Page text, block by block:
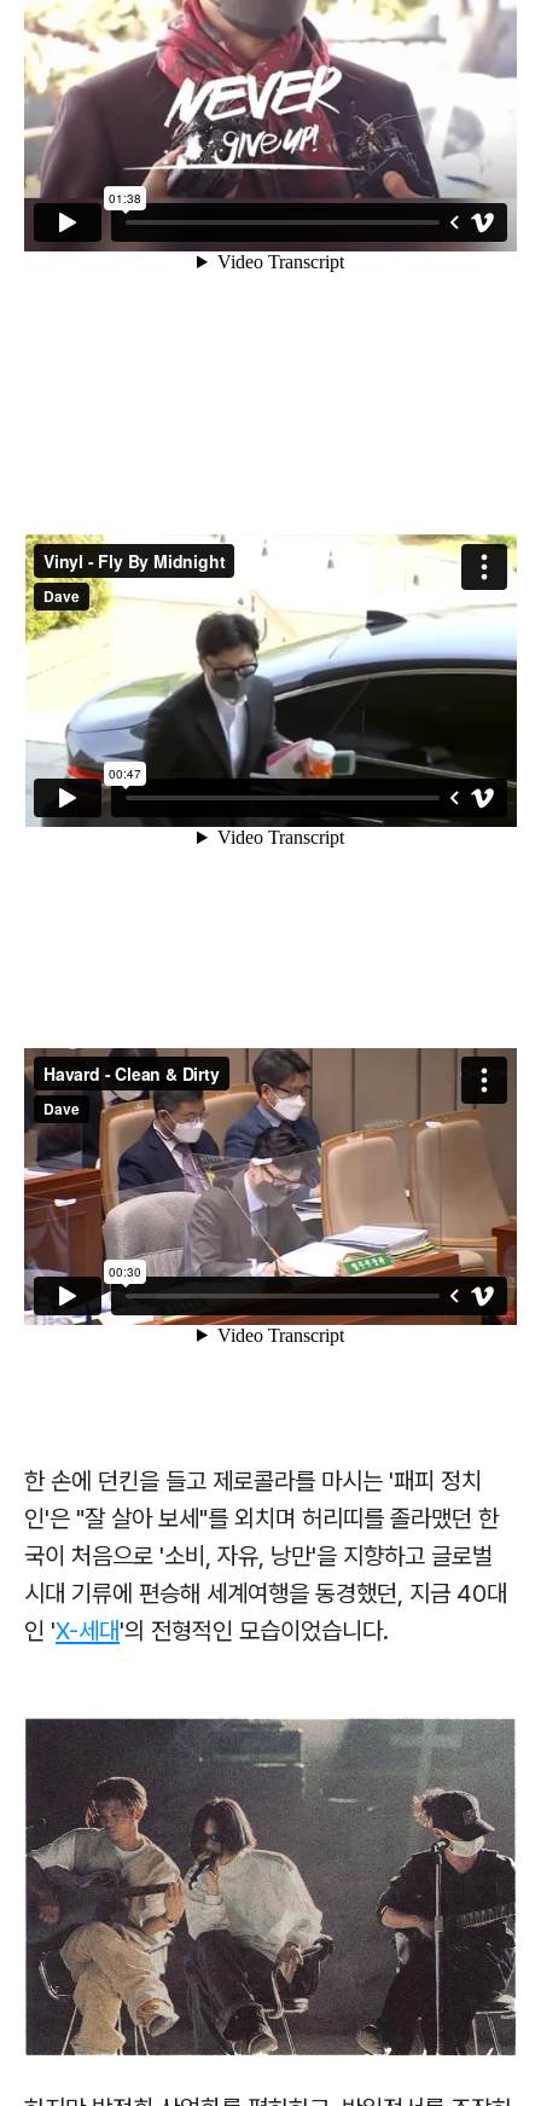
한 손에 던킨을 들고 제로콜라를 마시는 '패피 정치
인'은 "잘 살아 보세"를 외치며 허리띠를 졸라맸던 한
국이 처음으로 '소비, 자유, 낭만'을 지향하고 글로벌
시대 기류에 편승해 세계여행을 동경했던, 지금 40대
인 'X-세대'의 전형적인 모습이었습니다.